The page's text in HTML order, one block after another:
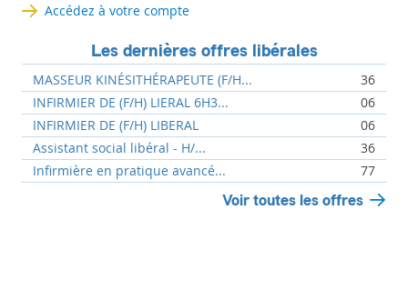
Accédez à votre compte
Les dernières offres libérales
MASSEUR KINÉSITHÉRAPEUTE (F/H...
36
INFIRMIER DE (F/H) LIERAL 6H3...
06
INFIRMIER DE (F/H) LIBERAL
06
Assistant social libéral - H/...
36
Infirmière en pratique avancé...
77
Voir toutes les offres